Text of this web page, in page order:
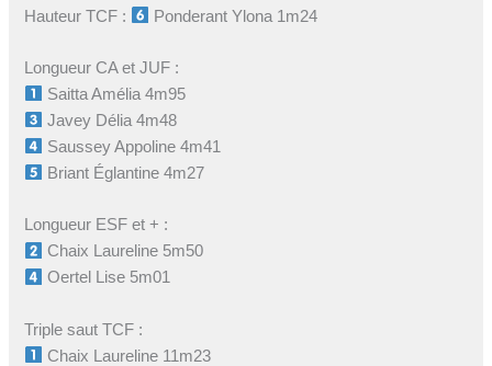
Hauteur TCF :
Ponderant Ylona 1m24
Longueur CA et JUF :
Saitta Amélia 4m95
Javey Délia 4m48
Saussey Appoline 4m41
Briant Églantine 4m27
Longueur ESF et + :
Chaix Laureline 5m50
Oertel Lise 5m01
Triple saut TCF :
Chaix Laureline 11m23